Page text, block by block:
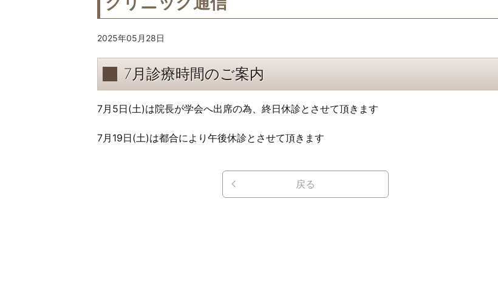
2025年05月28日
7月診療時間のご案内
7月5日(土)は院長が学会へ出席の為、終日休診とさせて頂きます
7月19日(土)は都合により午後休診とさせて頂きます
戻る